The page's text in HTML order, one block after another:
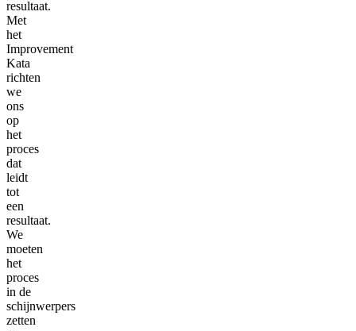
resultaat.
Met
het
Improvement
Kata
richten
we
ons
op
het
proces
dat
leidt
tot
een
resultaat.
We
moeten
het
proces
in de
schijnwerpers
zetten